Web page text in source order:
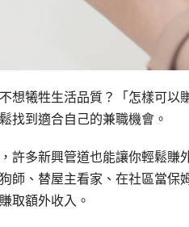
想犧牲生活品質？「怎樣可以
找到適合自己的兼職機會。
許多新興管道也能讓你輕鬆
師、替屋主看家、在社區當
取額外收入。